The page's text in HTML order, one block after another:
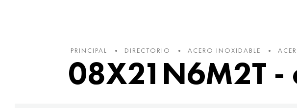
PRINCIPAL DIRECTORIO ACERO INOXIDABLE
08X21N6M2T